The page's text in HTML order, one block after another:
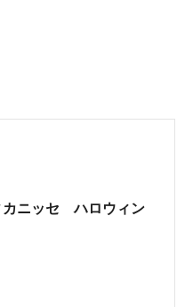
カニッセ ハロウィン